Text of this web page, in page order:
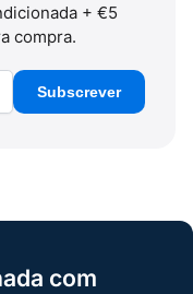
+ €5
compra.
Subscrever
com